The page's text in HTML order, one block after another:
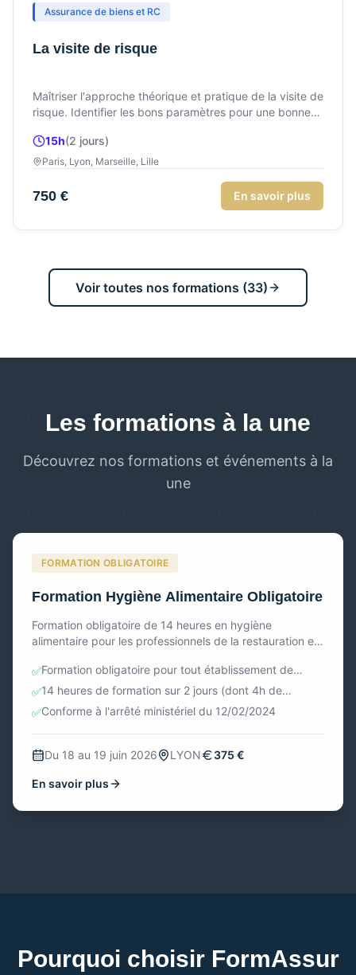
Assurance de biens et RC
La visite de risque
Maîtriser l'approche théorique et pratique de la visite de
risque. Identifier les bons paramètres pour une bonne
15h(2 jours)
Paris, Lyon, Marseille, Lille
750 € En savoir plus
Voir toutes nos formations (33)
Les formations à la une
Découvrez nos formations et événements à la
une
FORMATION OBLIGATOIRE
Formation Hygiène Alimentaire Obligatoire
Formation obligatoire de 14 heures en hygiène
alimentaire pour les professionnels de la restauration et
les bases de l'hygiène, la méthode HACCP, la traçabilité
et des ateliers pratiques selon le GBPH.
✅Formation obligatoire pour tout établissement de
restauration commerciale
✅14 heures de formation sur 2 jours (dont 4h de
pratique)
✅Conforme à l'arrêté ministériel du 12/02/2024
Du 18 au 19 juin 2026 LYON 375 €
En savoir plus
Pourquoi choisir FormAssur